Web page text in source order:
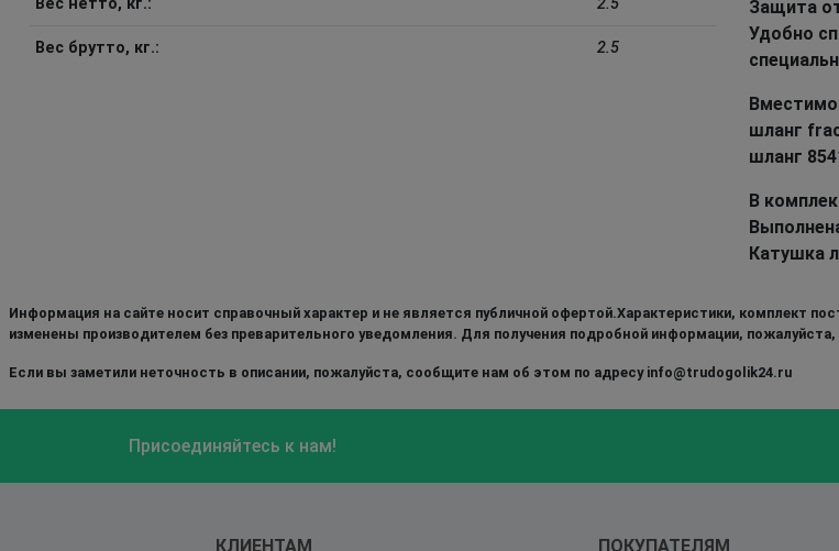
Вес брутто, кг.: 2.5
Защита
Удобно
шланг
шланг
В
Катушка
Информация на сайте носит справочный характер и не является публичной офертой.Характеристики, комплект
изменены производителем без преварительного уведомления. Для получения подробной информации,
Если вы заметили неточность в описании, пожалуйста, сообщите нам об этом по адресу info@trudogolik24.ru
Присоединяйтесь к нам!
КЛИЕНТАМ ПОКУПАТЕЛЯМ